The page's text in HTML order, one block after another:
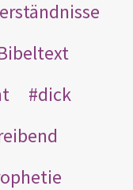
dick